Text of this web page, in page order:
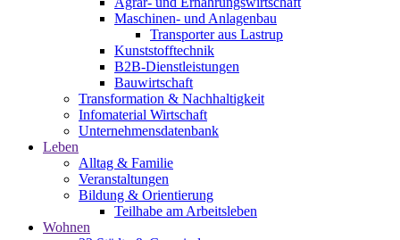
Maschinen- und Anlagenbau
Transporter aus Lastrup
Kunststofftechnik
B2B-Dienstleistungen
Bauwirtschaft
Transformation & Nachhaltigkeit
Infomaterial Wirtschaft
Unternehmensdatenbank
Leben
Alltag & Familie
Veranstaltungen
Bildung & Orientierung
Teilhabe am Arbeitsleben
Wohnen